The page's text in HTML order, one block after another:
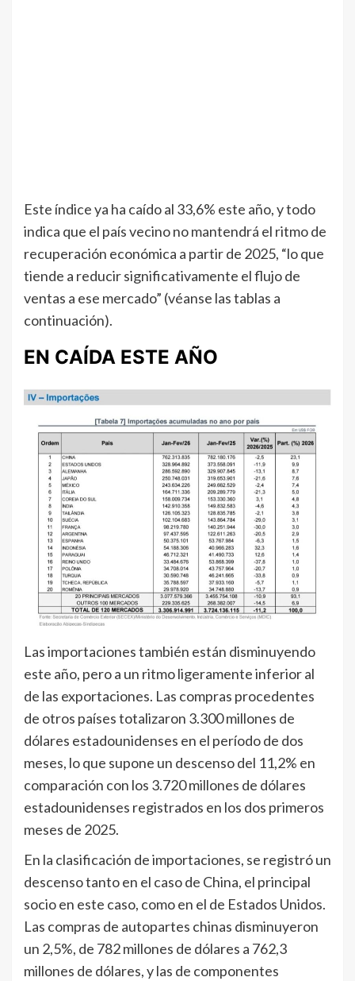
Este índice ya ha caído al 33,6% este año, y todo
indica que el país vecino no mantendrá el ritmo de
recuperación económica a partir de 2025, “lo que
tiende a reducir significativamente el flujo de
ventas a ese mercado” (véanse las tablas a
continuación).
EN CAÍDA ESTE AÑO
Las importaciones también están disminuyendo
este año, pero a un ritmo ligeramente inferior al
de las exportaciones. Las compras procedentes
de otros países totalizaron 3.300 millones de
dólares estadounidenses en el período de dos
meses, lo que supone un descenso del 11,2% en
comparación con los 3.720 millones de dólares
estadounidenses registrados en los dos primeros
meses de 2025.
En la clasificación de importaciones, se registró un
descenso tanto en el caso de China, el principal
socio en este caso, como en el de Estados Unidos.
Las compras de autopartes chinas disminuyeron
un 2,5%, de 782 millones de dólares a 762,3
millones de dólares, y las de componentes